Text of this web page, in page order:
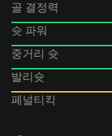
골 결정력
슛 파워
중거리 슛
발리슛
페널티킥